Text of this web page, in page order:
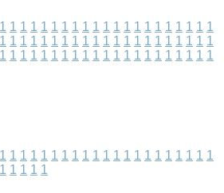
1 1 1 1 1 1 1 1 1 1 1 1 1 1 1 1 1 1 1 1 1
1 1 1 1 1 1 1 1 1 1 1 1 1 1 1 1 1 1 1 1 1
1 1 1 1 1 1 1 1 1 1 1 1 1 1 1 1 1 1 1 1 1
1 1 1 1 1 1 1 1 1 1 1 1 1 1 1 1 1 1 1 1 1
1 1 1 1 1